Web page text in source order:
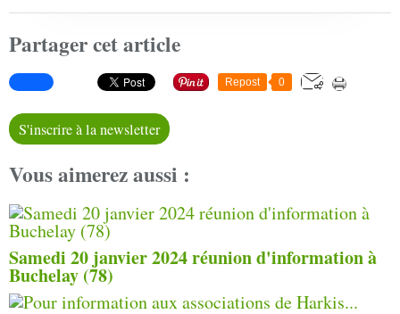
Partager cet article
Repost 0
S'inscrire à la newsletter
Vous aimerez aussi :
Samedi 20 janvier 2024 réunion d'information à
Buchelay (78)